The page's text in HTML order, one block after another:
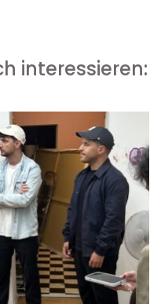
interessieren: